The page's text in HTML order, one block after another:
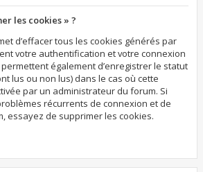
les cookies » ?
d’effacer tous les cookies générés par
votre authentification et votre connexion
également d’enregistrer le statut
lus ou non lus) dans le cas où cette
par un administrateur du forum. Si
récurrents de connexion et de
essayez de supprimer les cookies.